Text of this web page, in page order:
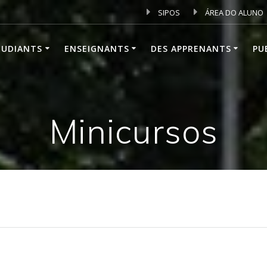
SIPOS ÁREA DO ALUNO
ENSEIGNANTS DES APPRENANTS
Minicursos